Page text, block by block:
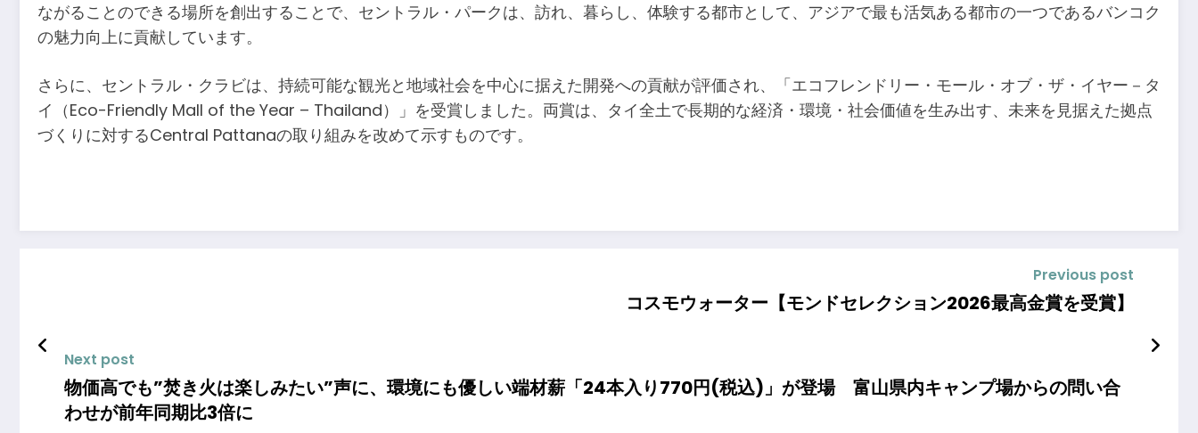
ながることのできる場所を創出することで、セントラル・パークは、訪れ、暮らし、体験する都市として、アジアで最も活気ある都市の一つであるバンコク
の魅力向上に貢献しています。
さらに、セントラル・クラビは、持続可能な観光と地域社会を中心に据えた開発への貢献が評価され、「エコフレンドリー・モール・オブ・ザ・イヤー－タ
イ（Eco-Friendly Mall of the Year – Thailand）」を受賞しました。両賞は、タイ全土で長期的な経済・環境・社会価値を生み出す、未来を見据えた拠点
づくりに対するCentral Pattanaの取り組みを改めて示すものです。
Previous post
コスモウォーター【モンドセレクション2026最高金賞を受賞】
Next post
物価高でも”焚き火は楽しみたい”声に、環境にも優しい端材薪「24本入り770円(税込)」が登場 富山県内キャンプ場からの問い合
わせが前年同期比3倍に